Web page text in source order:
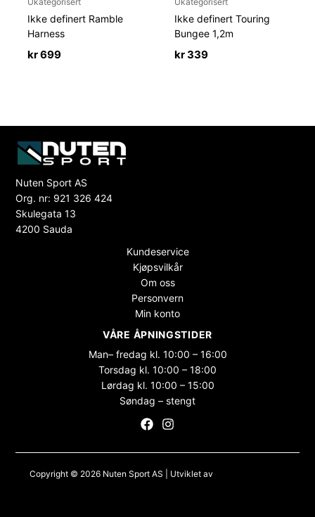
Ikke definert Ramble
Harness
kr699
Ikke definert Touring
Bungee 1,2m
kr339
Nuten Sport AS
Org. nr: 921 326 424
Skulegata 13
4200 Sauda
Kundeservice
Kjøpsvilkår
Om oss
Personvern
Min konto
VÅRE ÅPNINGSTIDER
Man– fredag kl. 10:00 – 16:00
Torsdag kl. 10:00 – 18:00
Lørdag kl. 10:00 – 15:00
Søndag – stengt
Copyright © 2026 Nuten Sport AS | Utviklet av